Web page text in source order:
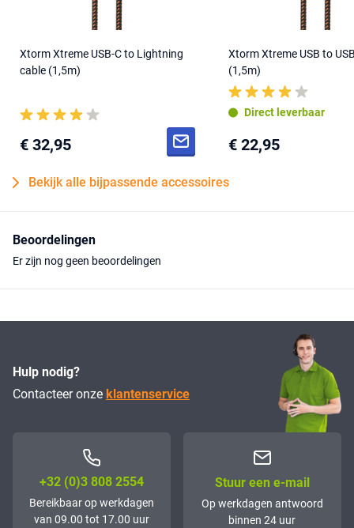
Xtorm Xtreme USB-C to Lightning
cable (1,5m)
€ 32,95
Xtorm Xtreme USB to
(1,5m)
Direct leverbaar
€ 22,95
Bekijk alle bijpassende accessoires
Beoordelingen
Er zijn nog geen beoordelingen
Hulp nodig?
Contacteer onze klantenservice
+32 (0)3 808 2554
Bereikbaar op werkdagen
van 09.00 tot 17.00 uur
Stuur een e-mail
Op werkdagen antwoord
binnen 24 uur